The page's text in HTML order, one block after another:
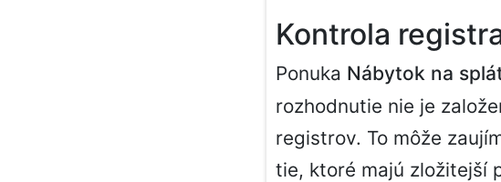
Kontrola
Ponuka Nábytok na
rozhodnutie nie je
registrov. To môže
tie, ktoré majú zložitejší